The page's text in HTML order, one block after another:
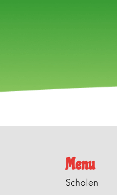
Menu
Scholen